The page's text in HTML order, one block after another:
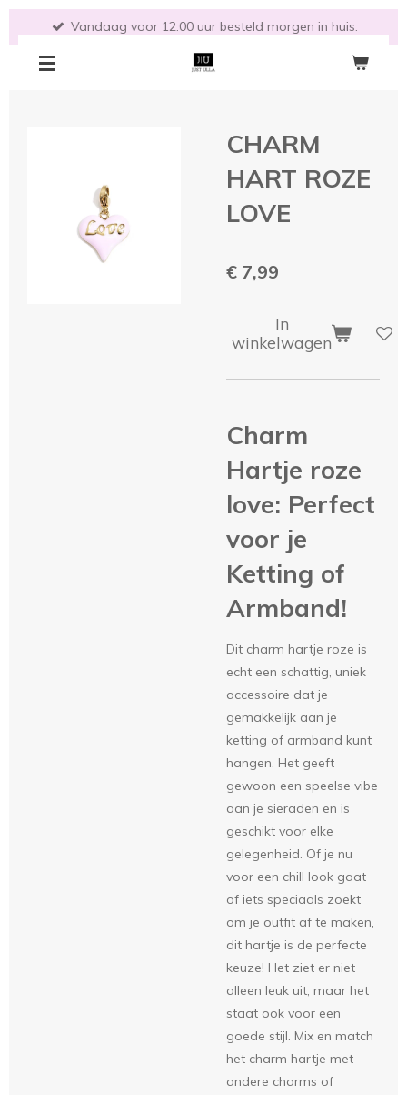
direct
Vandaag voor 12:00 uur besteld morgen in huis.
CHARM
HART ROZE
LOVE
€ 7,99
In
winkelwagen
Charm
Hartje roze
love: Perfect
voor je
Ketting of
Armband!
Dit charm hartje roze is
echt een schattig, uniek
accessoire dat je
gemakkelijk aan je
ketting of armband kunt
hangen. Het geeft
gewoon een speelse vibe
aan je sieraden en is
geschikt voor elke
gelegenheid. Of je nu
voor een chill look gaat
of iets speciaals zoekt
om je outfit af te maken,
dit hartje is de perfecte
keuze! Het ziet er niet
alleen leuk uit, maar het
staat ook voor een
goede stijl. Mix en match
het charm hartje met
andere charms of